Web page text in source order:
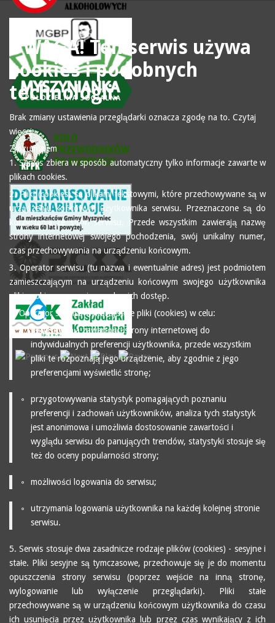
UWAGA! Ten serwis używa
cookies i podobnych
technologii.
Brak zmiany ustawienia przeglądarki oznacza zgodę na to. Czytaj
więcej…
Zrozumiałem
1. Serwis zbiera w sposób automatyczny tylko informacje zawarte w
plikach cookies.
2. Pliki (cookies) są plikami tekstowymi, które przechowywane są w
urządzeniu końcowym użytkownika serwisu. Przeznaczone są do
korzystania ze stron serwisu. Przede wszystkim zawierają nazwę
strony internetowej swojego pochodzenia, swój unikalny numer,
czas przechowywania na urządzeniu końcowym.
3. Operator serwisu (tu nazwa i ewentualnie adres) jest podmiotem
zamieszczającym na urządzeniu końcowym swojego użytkownika
pliki cookies oraz mającym do nich dostęp.
4. Operator serwisu wykorzystuje pliki (cookies) w celu:
dopasowania zawartości strony internetowej do
indywidualnych preferencji użytkownika, przede wszystkim
pliki te rozpoznają jego urządzenie, aby zgodnie z jego
preferencjami wyświetlić stronę;
przygotowywania statystyk pomagających poznaniu
preferencji i zachowań użytkowników, analiza tych statystyk
jest anonimowa i umożliwia dostosowanie zawartości i
wyglądu serwisu do panujących trendów, statystyki stosuje się
też do oceny popularności strony;
możliwości logowania do serwisu;
utrzymania logowania użytkownika na każdej kolejnej stronie
serwisu.
5. Serwis stosuje dwa zasadnicze rodzaje plików (cookies) - sesyjne i
stałe. Pliki sesyjne są tymczasowe, przechowuje się je do momentu
opuszczenia strony serwisu (poprzez wejście na inną stronę,
wylogowanie lub wyłączenie przeglądarki). Pliki stałe
przechowywane są w urządzeniu końcowym użytkownika do czasu
ich usunięcia przez użytkownika lub przez czas wynikający z ich